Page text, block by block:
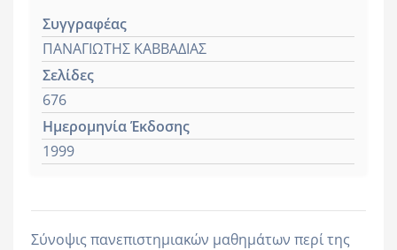
Συγγραφέας
ΠΑΝΑΓΙΩΤΗΣ ΚΑΒΒΑΔΙΑΣ
Σελίδες
676
Ημερομηνία Έκδοσης
1999
Σύνοψις πανεπιστημιακών μαθημάτων περί της